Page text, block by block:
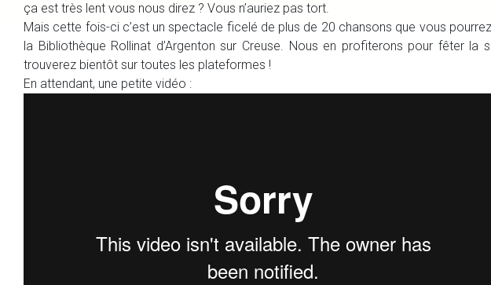
ça est très lent vous nous direz ? Vous n’auriez pas tort.
Mais cette fois-ci c’est un spectacle ficelé de plus de 20 chansons que vous
la Bibliothèque Rollinat d’Argenton sur Creuse. Nous en profiterons pour fêter la
trouverez bientôt sur toutes les plateformes !
En attendant, une petite vidéo :